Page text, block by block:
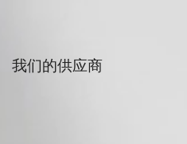
我们的供应商